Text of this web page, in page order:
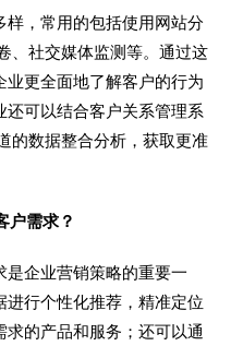
样，常用的包括使用网站分
、社交媒体监测等。通过这
更全面地了解客户的行为
可以结合客户关系管理系
的数据整合分析，获取更准
户需求？
是企业营销策略的重要一
行个性化推荐，精准定位
的产品和服务；还可以通